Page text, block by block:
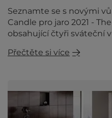
Seznamte se s novými
Candle pro jaro 2021 -
obsahující čtyři sváteční
Přečtěte si více